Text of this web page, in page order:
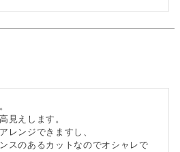
見えします。
レンジできますし、
スのあるカットなのでオシャレで